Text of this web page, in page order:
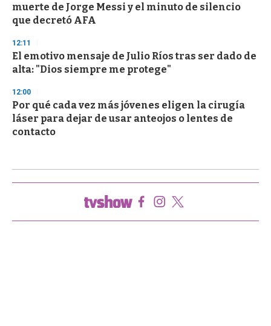
muerte de Jorge Messi y el minuto de silencio
que decretó AFA
12:11
El emotivo mensaje de Julio Ríos tras ser dado de
alta: "Dios siempre me protege"
12:00
Por qué cada vez más jóvenes eligen la cirugía
láser para dejar de usar anteojos o lentes de
contacto